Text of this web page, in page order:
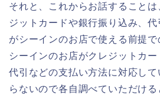
それと、これからお話すること
ジットカードや銀行振り込み、
がシーインのお店で使える前提
シーインのお店がクレジットカー
代引などの支払い方法に対応し
らないので各自調べていただける